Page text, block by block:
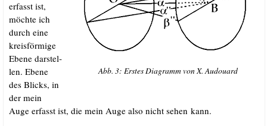
Abb. 3: Ers­tes Dia­gramm von X. Audouard
erfasst ist,
möch­te ich
durch eine
kreis­för­mi­ge
Ebe­ne dar­stel­
len. Ebe­ne
des Blicks, in
der mein
Auge erfasst ist, die mein Auge also nicht sehen kann.